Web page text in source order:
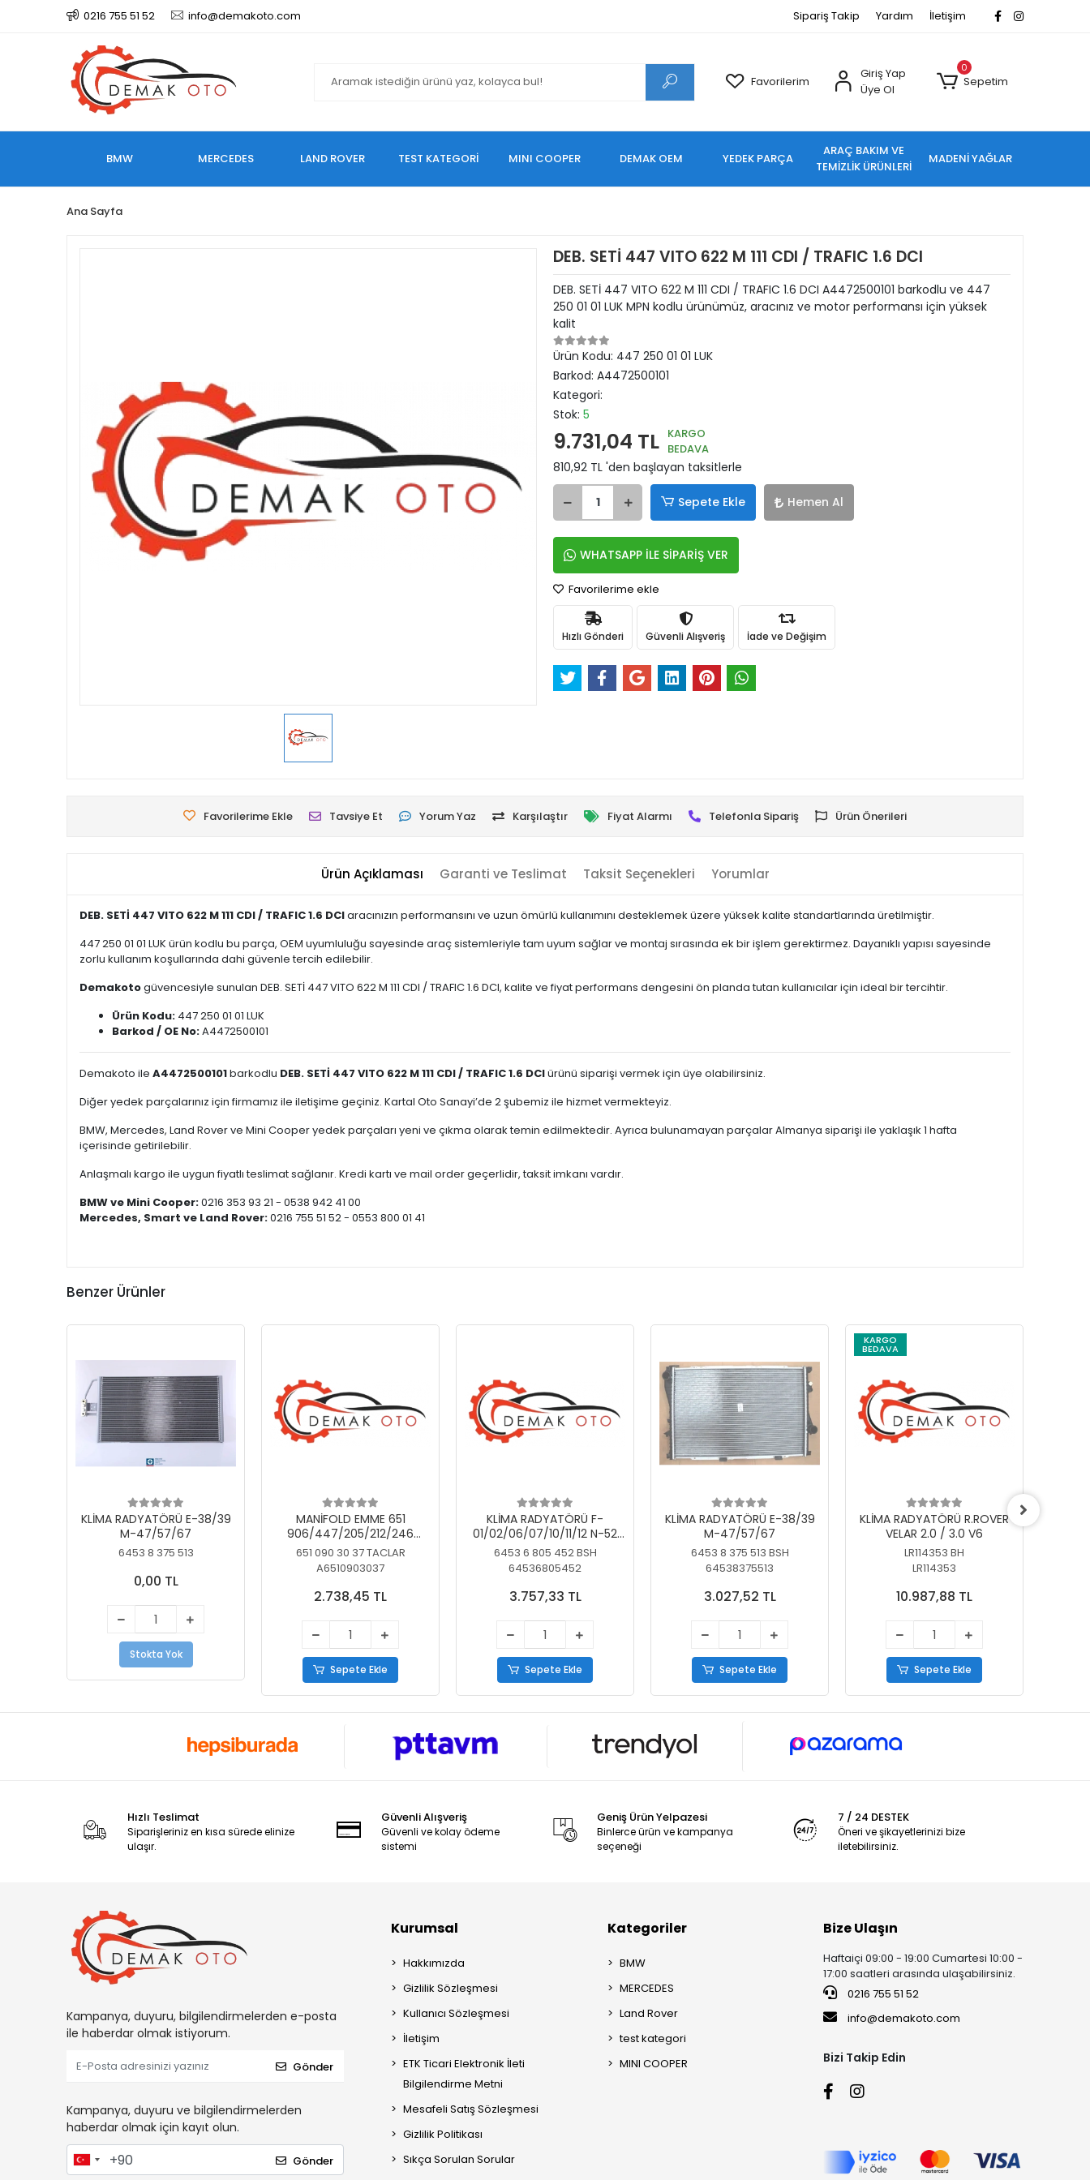
0216 755 51 52 info@demakoto.com Sipariş Takip Yardım İletişim
Favorilerim
Giriş Yap
Üye Ol
0
Sepetim
BMW MERCEDES LAND ROVER TEST KATEGORİ MINI COOPER DEMAK OEM YEDEK PARÇA
ARAÇ BAKIM VE
TEMİZLİK ÜRÜNLERİ
MADENİ YAĞLAR
Ana Sayfa
DEB. SETİ 447 VITO 622 M 111 CDI / TRAFIC 1.6 DCI
DEB. SETİ 447 VITO 622 M 111 CDI / TRAFIC 1.6 DCI A4472500101 barkodlu ve 447
250 01 01 LUK MPN kodlu ürünümüz, aracınız ve motor performansı için yüksek
kalit
Ürün Kodu: 447 250 01 01 LUK
Barkod: A4472500101
Kategori:
Stok: 5
9.731,04 TL KARGO
BEDAVA
810,92 TL 'den başlayan taksitlerle
Sepete Ekle Hemen Al
WHATSAPP İLE SİPARİŞ VER
Favorilerime ekle
Hızlı Gönderi Güvenli Alışveriş İade ve Değişim
Favorilerime Ekle Tavsiye Et Yorum Yaz Karşılaştır Fiyat Alarmı Telefonla Sipariş Ürün Önerileri
Ürün Açıklaması Garanti ve Teslimat Taksit Seçenekleri Yorumlar
DEB. SETİ 447 VITO 622 M 111 CDI / TRAFIC 1.6 DCIaracınızın performansını ve uzun ömürlü kullanımını desteklemek üzere yüksek kalite standartlarında üretilmiştir.
447 250 01 01 LUK ürün kodlu bu parça, OEM uyumluluğu sayesinde araç sistemleriyle tam uyum sağlar ve montaj sırasında ek bir işlem gerektirmez. Dayanıklı yapısı sayesinde
zorlu kullanım koşullarında dahi güvenle tercih edilebilir.
Demakotogüvencesiyle sunulan DEB. SETİ 447 VITO 622 M 111 CDI / TRAFIC 1.6 DCI, kalite ve fiyat performans dengesini ön planda tutan kullanıcılar için ideal bir tercihtir.
Ürün Kodu: 447 250 01 01 LUK
Barkod / OE No:A4472500101
Demakoto ile A4472500101barkodlu DEB. SETİ 447 VITO 622 M 111 CDI / TRAFIC 1.6 DCIürünü siparişi vermek için üye olabilirsiniz.
Diğer yedek parçalarınız için firmamız ile iletişime geçiniz. Kartal Oto Sanayi’de 2 şubemiz ile hizmet vermekteyiz.
BMW, Mercedes, Land Rover ve Mini Cooper yedek parçaları yeni ve çıkma olarak temin edilmektedir. Ayrıca bulunamayan parçalar Almanya siparişi ile yaklaşık 1 hafta
içerisinde getirilebilir.
Anlaşmalı kargo ile uygun fiyatlı teslimat sağlanır. Kredi kartı ve mail order geçerlidir, taksit imkanı vardır.
BMW ve Mini Cooper:0216 353 93 21 - 0538 942 41 00
Mercedes, Smart ve Land Rover:0216 755 51 52 - 0553 800 01 41
Benzer Ürünler
KLİMA RADYATÖRÜ E-38/39
M-47/57/67
6453 8 375 513
0,00 TL
Stokta Yok
MANİFOLD EMME 651
906/447/205/212/246
KELEBEKSİZ
651 090 30 37 TACLAR
A6510903037
2.738,45 TL
Sepete Ekle
KLİMA RADYATÖRÜ F-
01/02/06/07/10/11/12 N-52
N/N-53/57/63
6453 6 805 452 BSH
64536805452
3.757,33 TL
Sepete Ekle
KLİMA RADYATÖRÜ E-38/39
M-47/57/67
6453 8 375 513 BSH
64538375513
3.027,52 TL
Sepete Ekle
KARGO
BEDAVA
KLİMA RADYATÖRÜ R.ROVER
VELAR 2.0 / 3.0 V6
LR114353 BH
LR114353
10.987,88 TL
Sepete Ekle
Hızlı Teslimat
Siparişleriniz en kısa sürede elinize
ulaşır.
Güvenli Alışveriş
Güvenli ve kolay ödeme
sistemi
Geniş Ürün Yelpazesi
Binlerce ürün ve kampanya
seçeneği
7 / 24 DESTEK
Öneri ve şikayetlerinizi bize
iletebilirsiniz.
Kampanya, duyuru, bilgilendirmelerden e-posta
ile haberdar olmak istiyorum.
Gönder
Kampanya, duyuru ve bilgilendirmelerden
haberdar olmak için kayıt olun.
Gönder
Kurumsal
Hakkımızda
Gizlilik Sözleşmesi
Kullanıcı Sözleşmesi
İletişim
ETK Ticari Elektronik İleti
Bilgilendirme Metni
Mesafeli Satış Sözleşmesi
Gizlilik Politikası
Sıkça Sorulan Sorular
Kategoriler
BMW
MERCEDES
Land Rover
test kategori
MINI COOPER
Bize Ulaşın
Haftaiçi 09:00 - 19:00 Cumartesi 10:00 -
17:00 saatleri arasında ulaşabilirsiniz.
0216 755 51 52
info@demakoto.com
Bizi Takip Edin